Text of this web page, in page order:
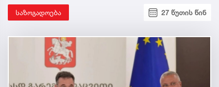
საზოგადოება 27 წუთის წინ